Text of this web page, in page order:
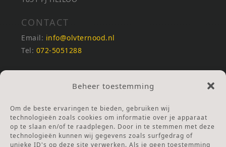
Beheer toestemming
Om de beste ervaringen te bieden, gebruiken wij
technologieën zoals cookies om informatie over je apparaat
op te slaan en/of te raadplegen. Door in te stemmen met deze
technologieën kunnen wij gegevens zoals surfgedrag of
unieke ID's op deze site verwerken. Als je geen toestemming
CONTACT
Email: info@olvternood.nl
Tel: 072-5051288
REKENINGNUMMERS
NL25INGB0000672168
Ga naar Doneren
ANBI Stichting